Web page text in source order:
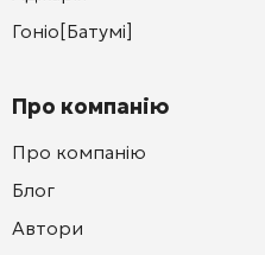
Гоніо[Батумі]
Про компанію
Про компанію
Блог
Автори